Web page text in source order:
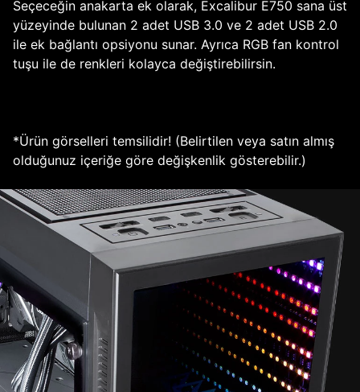
Seçeceğin anakarta ek olarak, Excalibur E750 sana üst
yüzeyinde bulunan 2 adet USB 3.0 ve 2 adet USB 2.0
ile ek bağlantı opsiyonu sunar. Ayrıca RGB fan kontrol
tuşu ile de renkleri kolayca değiştirebilirsin.
*Ürün görselleri temsilidir! (Belirtilen veya satın almış
olduğunuz içeriğe göre değişkenlik gösterebilir.)